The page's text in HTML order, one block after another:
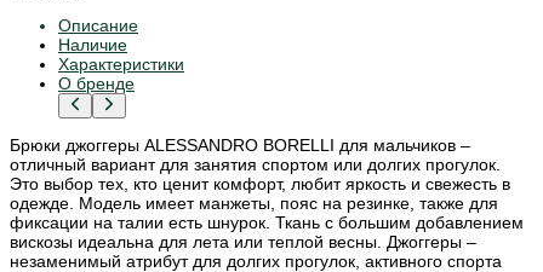
Описание
Наличие
Характеристики
О бренде
Брюки джоггеры ALESSANDRO BORELLI для мальчиков –
отличный вариант для занятия спортом или долгих прогулок.
Это выбор тех, кто ценит комфорт, любит яркость и свежесть в
одежде. Модель имеет манжеты, пояс на резинке, также для
фиксации на талии есть шнурок. Ткань с большим добавлением
вискозы идеальна для лета или теплой весны. Джоггеры –
незаменимый атрибут для долгих прогулок, активного спорта